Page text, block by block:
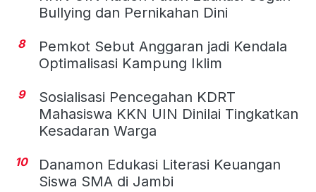
Bullying dan Pernikahan Dini
8
Pemkot Sebut Anggaran jadi Kendala
Optimalisasi Kampung Iklim
9
Sosialisasi Pencegahan KDRT
Mahasiswa KKN UIN Dinilai Tingkatkan
Kesadaran Warga
10
Danamon Edukasi Literasi Keuangan
Siswa SMA di Jambi